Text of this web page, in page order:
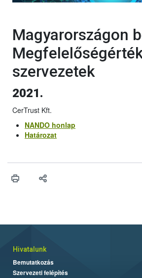
Magyarországon
szervezetek
2021.
CerTrust Kft.
NANDO honlap
Határozat
Hivatalunk
Bemutatkozás
Szervezeti felépítés